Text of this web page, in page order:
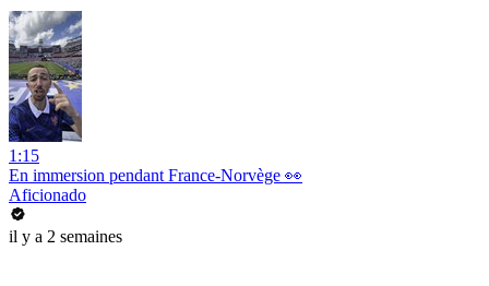
1:15
En immersion pendant France-Norvège 👀
Aficionado
il y a 2 semaines